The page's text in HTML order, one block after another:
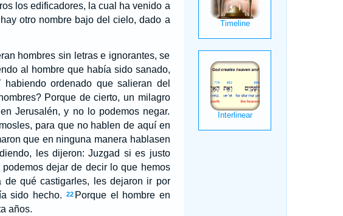
los edificadores, la cual ha venido a
otro nombre bajo del cielo, dado a
hombres sin letras e ignorantes, se
al hombre que había sido sanado,
habiendo ordenado que salieran del
Porque de cierto, un milagro
Jerusalén, y no lo podemos negar.
para que no hablen de aquí en
que en ninguna manera hablasen
les dijeron: Juzgad si es justo
podemos dejar de decir lo que hemos
qué castigarles, les dejaron ir por
sido hecho.
22 Porque el hombre en
años.